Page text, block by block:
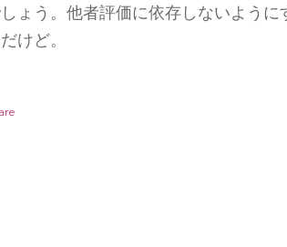
ょう。他者評価に依存しないよう
けど。